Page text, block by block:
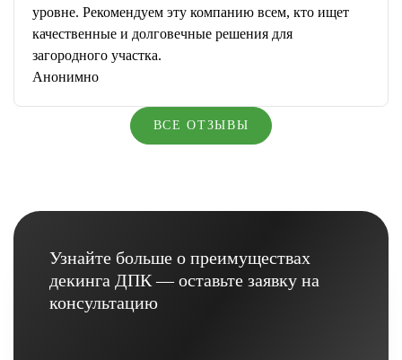
уровне. Рекомендуем эту компанию всем, кто ищет
качественные и долговечные решения для
загородного участка.
Анонимно
ВСЕ ОТЗЫВЫ
Узнайте больше о преимуществах
декинга ДПК — оставьте заявку на
консультацию